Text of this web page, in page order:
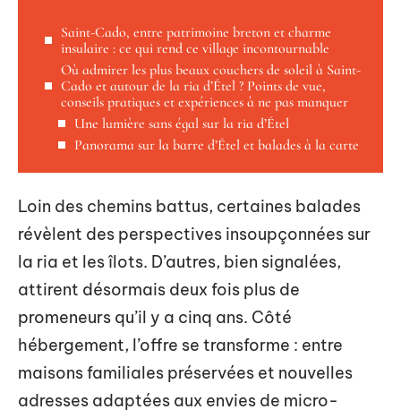
Saint-Cado, entre patrimoine breton et charme
insulaire : ce qui rend ce village incontournable
Où admirer les plus beaux couchers de soleil à Saint-
Cado et autour de la ria d’Étel ? Points de vue,
conseils pratiques et expériences à ne pas manquer
Une lumière sans égal sur la ria d’Étel
Panorama sur la barre d’Étel et balades à la carte
Loin des chemins battus, certaines balades
révèlent des perspectives insoupçonnées sur
la ria et les îlots. D’autres, bien signalées,
attirent désormais deux fois plus de
promeneurs qu’il y a cinq ans. Côté
hébergement, l’offre se transforme : entre
maisons familiales préservées et nouvelles
adresses adaptées aux envies de micro-